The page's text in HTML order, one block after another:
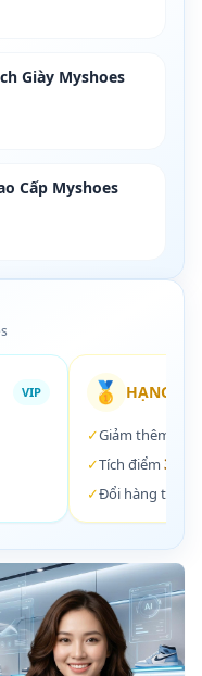
Giày Myshoes
Cấp Myshoes
VIP 🥇 HẠNG
✓Giảm thêm
✓Tích điểm 3%
✓Đổi hàng trong